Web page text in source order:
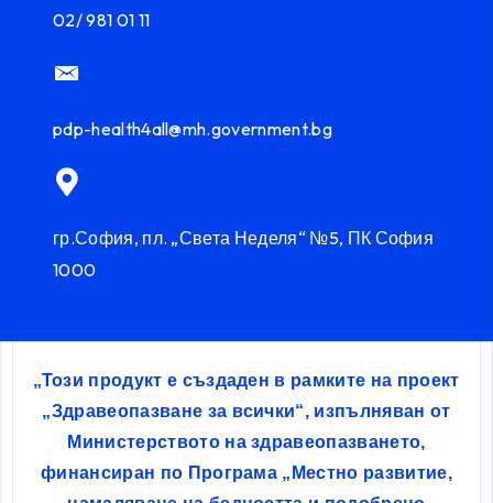
02/ 981 01 11
pdp-health4all@mh.government.bg
гр.София, пл. „Света Неделя“ №5, ПК София
1000
„Този продукт е създаден в рамките на проект
„Здравеопазване за всички“, изпълняван от
Министерството на здравеопазването,
финансиран по Програма „Местно развитие,